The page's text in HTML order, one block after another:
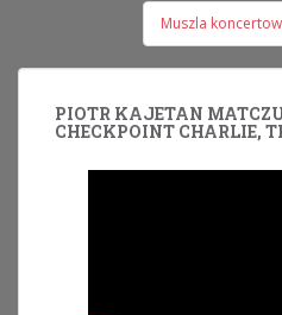
Muszla
PIOTR KAJETAN
CHECKPOINT CHARLIE,